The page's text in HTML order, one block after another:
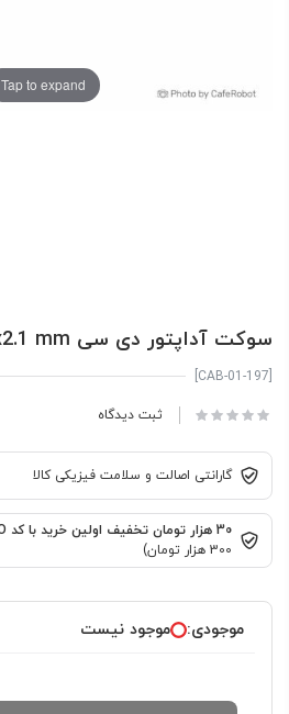
Tap to expand
سوکت آداپتور دی سی 5.5x2.1 mm دو پین
ثبت دیدگاه
گارانتی اصالت و سلامت فیزیکی کالا
30 هزار تومان تخفیف اولین خرید با کد HELLO
300 هزار تومان)
موجودی: موجود نیست